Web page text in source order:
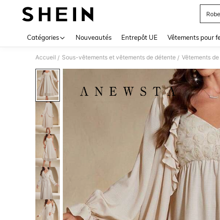
Catégories Nouveautés Entrepôt UE Vêtements pour
Accueil / Sous-vêtements et vêtements de détente / Vêtements